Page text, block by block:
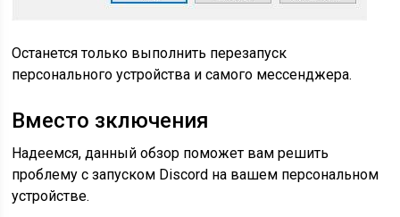
Останется только выполнить перезапуск
персонального устройства и самого мессенджера.
Вместо зключения
Надеемся, данный обзор поможет вам решить
проблему с запуском Discord на вашем персональном
устройстве.